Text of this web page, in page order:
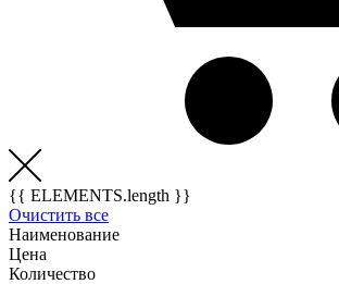
{{ ELEMENTS.length }}
Очистить все
Наименование
Цена
Количество